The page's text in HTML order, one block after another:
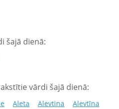
šajā dienā:
vārdi šajā dienā:
Aleta Alevtina
Alevtīna